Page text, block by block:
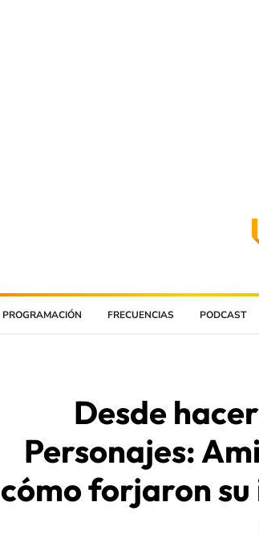
PROGRAMACIÓN FRECUENCIAS PODCAST
Desde
Personajes:
cómo forjaron